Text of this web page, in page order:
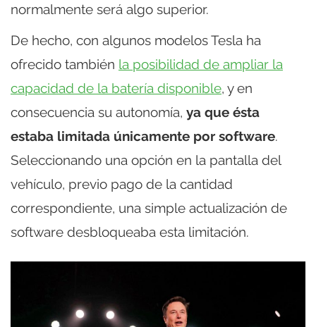
normalmente será algo superior.
De hecho, con algunos modelos Tesla ha
ofrecido también la posibilidad de ampliar la
capacidad de la batería disponible, y en
consecuencia su autonomía, ya que ésta
estaba limitada únicamente por software.
Seleccionando una opción en la pantalla del
vehículo, previo pago de la cantidad
correspondiente, una simple actualización de
software desbloqueaba esta limitación.